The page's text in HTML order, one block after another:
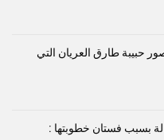
حبيبة طارق العريان التي
بسبب فستان خطوبتها :